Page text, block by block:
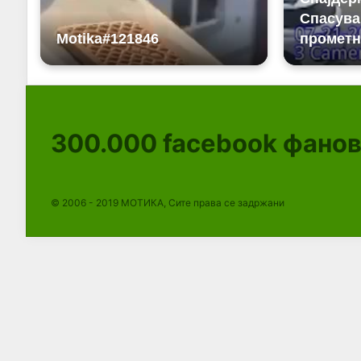
300.000 facebook
© 2006 - 2019 МОТИКА, Сите права се задржани